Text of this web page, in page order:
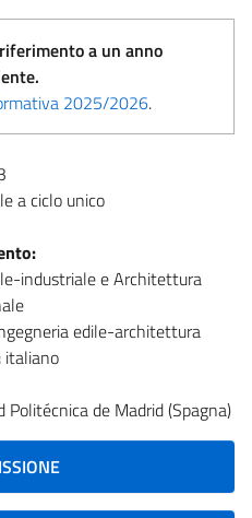
a un anno
2025/2026.
a ciclo unico
industriale e Architettura
edile-architettura
italiano
Politécnica de Madrid (Spagna)